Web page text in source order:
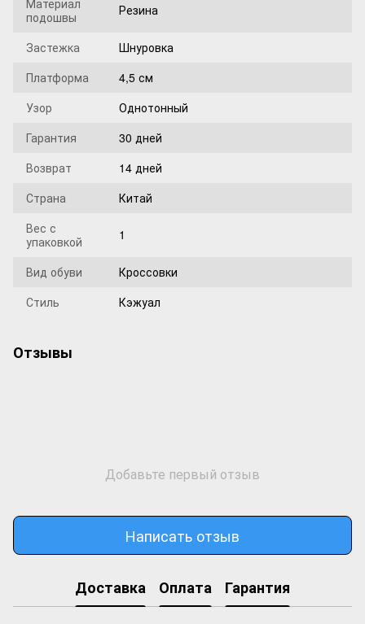
Материал
подошвы
Резина
Застежка
Шнуровка
Платформа
4,5 см
Узор
Однотонный
Гарантия
30 дней
Возврат
14 дней
Страна
Китай
Вес с
упаковкой
1
Вид обуви
Кроссовки
Стиль
Кэжуал
Отзывы
Добавьте первый отзыв
Написать отзыв
Доставка Оплата Гарантия